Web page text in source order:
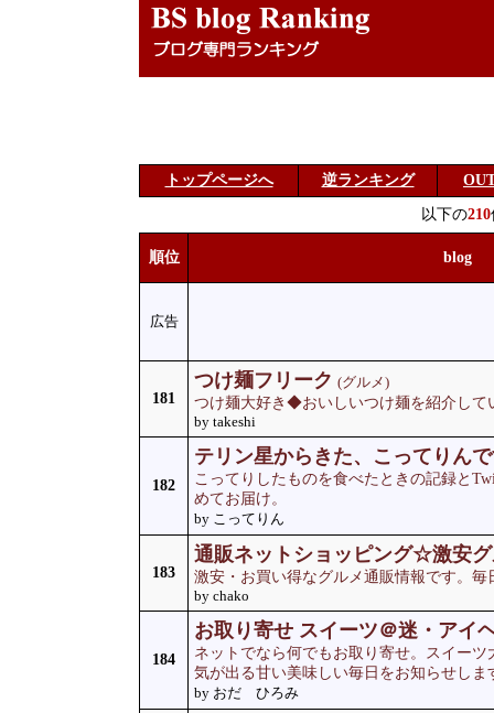
トップページへ 逆ランキング
以下の210
順位 blog
広告
181
つけ麺フリーク (グルメ)
つけ麺大好き◆おいしいつけ麺を紹介して
by takeshi
182
テリン星からきた、こってりん
こってりしたものを食べたときの記録と
めてお届け。
by こってりん
183
通販ネットショッピング☆激安
激安・お買い得なグルメ通販情報です。毎
by chako
184
お取り寄せ スイーツ＠迷・アイ
ネットでなら何でもお取り寄せ。スイー
気が出る甘い美味しい毎日をお知らせしま
by おだ ひろみ